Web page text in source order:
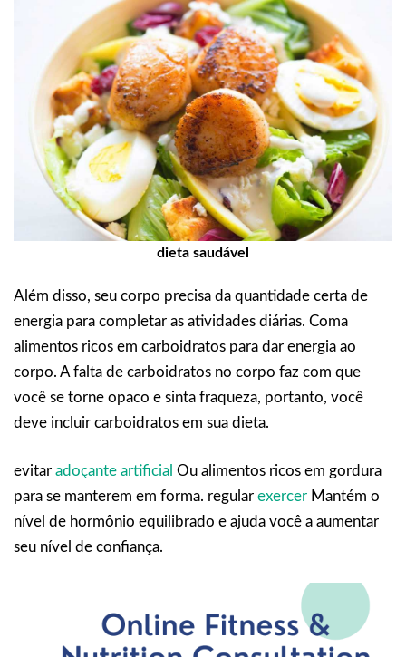
dieta saudável
Além disso, seu corpo precisa da quantidade certa de
energia para completar as atividades diárias. Coma
alimentos ricos em carboidratos para dar energia ao
corpo. A falta de carboidratos no corpo faz com que
você se torne opaco e sinta fraqueza, portanto, você
deve incluir carboidratos em sua dieta.
evitar adoçante artificial Ou alimentos ricos em gordura
para se manterem em forma. regular exercer Mantém o
nível de hormônio equilibrado e ajuda você a aumentar
seu nível de confiança.